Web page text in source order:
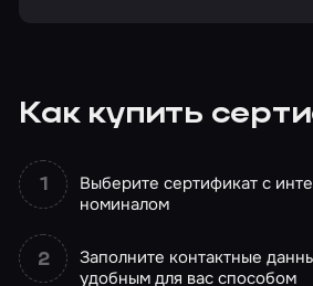
Как купить
Выберите сертификат с
номиналом
Заполните контактные
удобным для вас способом